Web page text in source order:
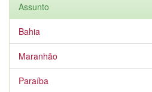
Assunto
Bahia
Maranhão
Paraíba